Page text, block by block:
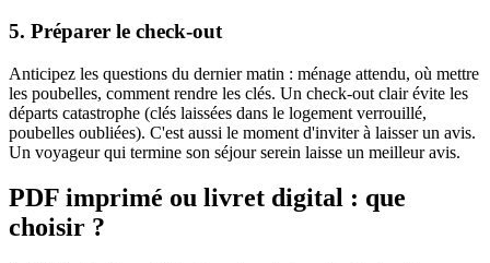
5. Préparer le check-out
Anticipez les questions du dernier matin : ménage attendu, où mettre
les poubelles, comment rendre les clés. Un check-out clair évite les
départs catastrophe (clés laissées dans le logement verrouillé,
poubelles oubliées). C'est aussi le moment d'inviter à laisser un avis.
Un voyageur qui termine son séjour serein laisse un meilleur avis.
PDF imprimé ou livret digital : que
choisir ?